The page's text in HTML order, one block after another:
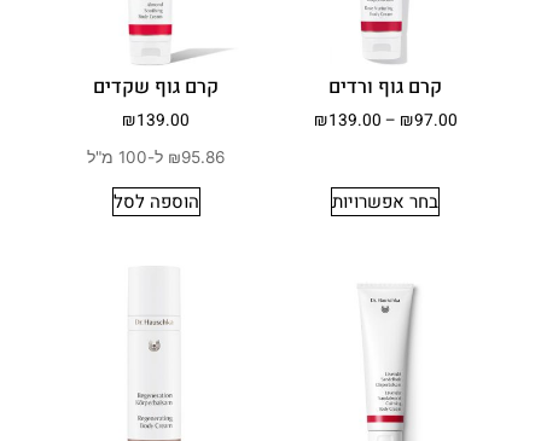
קרם גוף ורדים
₪97.00
–
₪139.00
בחר אפשרויות
קרם גוף שקדים
₪139.00
₪95.86 ל-100 מ"ל
הוספה לסל